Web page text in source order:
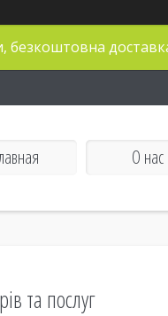
безкоштовна
О нас
та послуг